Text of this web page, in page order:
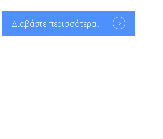
Διαβάστε περισσότερα...